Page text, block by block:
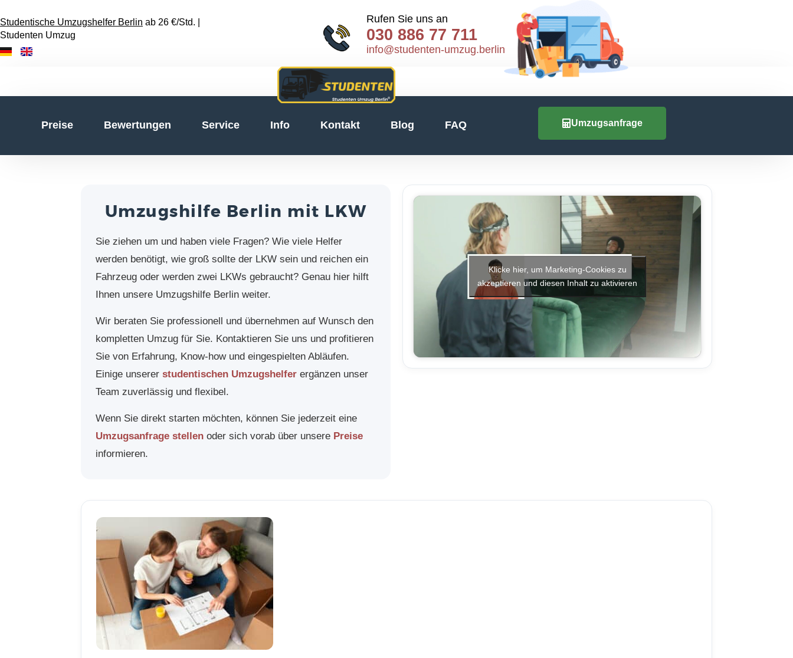
Studentische Umzugshelfer Berlin ab 26 €/Std. |
Studenten Umzug
Rufen Sie uns an
030 886 77 711
info@studenten-umzug.berlin
Preise Bewertungen Service Info Kontakt Blog FAQ Umzugsanfrage
Umzugshilfe Berlin mit LKW
Sie ziehen um und haben viele Fragen? Wie viele Helfer
werden benötigt, wie groß sollte der LKW sein und reichen ein
Fahrzeug oder werden zwei LKWs gebraucht? Genau hier hilft
Ihnen unsere Umzugshilfe Berlin weiter.
Wir beraten Sie professionell und übernehmen auf Wunsch den
kompletten Umzug für Sie. Kontaktieren Sie uns und profitieren
Sie von Erfahrung, Know-how und eingespielten Abläufen.
Einige unserer studentischen Umzugshelfer ergänzen unser
Team zuverlässig und flexibel.
Wenn Sie direkt starten möchten, können Sie jederzeit eine
Umzugsanfrage stellen oder sich vorab über unsere Preise
informieren.
Klicke hier, um Marketing-Cookies zu
akzeptieren und diesen Inhalt zu aktivieren